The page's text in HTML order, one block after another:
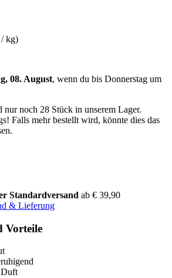
kg)
08. August, wenn du bis Donnerstag um
noch 28 Stück in unserem Lager.
Falls mehr bestellt wird, könnte dies das
Standardversand ab € 39,90
& Lieferung
Vorteile